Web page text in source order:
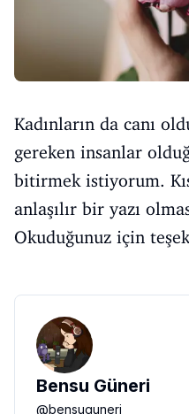
Kadınların da canı
gereken insanlar
bitirmek istiyorum.
anlaşılır bir yazı
Okuduğunuz için
Bensu Güneri
@bensuguneri